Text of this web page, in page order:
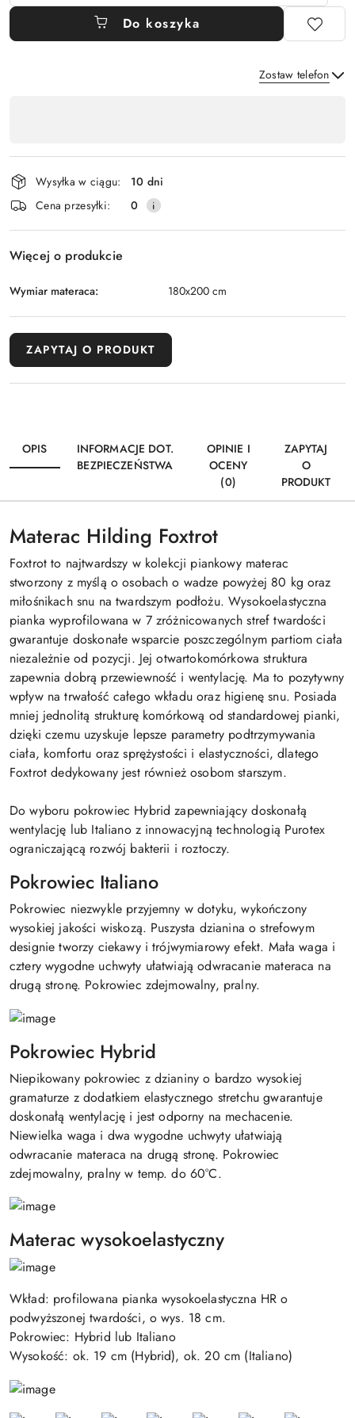
Do koszyka
Zostaw telefon
płatność
i
dostawa
Wysyłka w ciągu:
10 dni
Cena przesyłki:
0
Więcej o produkcie
Wymiar materaca: 180x200 cm
ZAPYTAJ O PRODUKT
OPIS
INFORMACJE DOT.
BEZPIECZEŃSTWA
OPINIE I
OCENY
(0)
ZAPYTAJ
O
PRODUKT
Materac Hilding Foxtrot
Foxtrot to najtwardszy w kolekcji piankowy materac
stworzony z myślą o osobach o wadze powyżej 80 kg oraz
miłośnikach snu na twardszym podłożu. Wysokoelastyczna
pianka wyprofilowana w 7 zróżnicowanych stref twardości
gwarantuje doskonałe wsparcie poszczególnym partiom ciała
niezależnie od pozycji. Jej otwartokomórkowa struktura
zapewnia dobrą przewiewność i wentylację. Ma to pozytywny
wpływ na trwałość całego wkładu oraz higienę snu. Posiada
mniej jednolitą strukturę komórkową od standardowej pianki,
dzięki czemu uzyskuje lepsze parametry podtrzymywania
ciała, komfortu oraz sprężystości i elastyczności, dlatego
Foxtrot dedykowany jest również osobom starszym.
Do wyboru pokrowiec Hybrid zapewniający doskonałą
wentylację lub Italiano z innowacyjną technologią Purotex
ograniczającą rozwój bakterii i roztoczy.
Pokrowiec Italiano
Pokrowiec niezwykle przyjemny w dotyku, wykończony
wysokiej jakości wiskozą. Puszysta dzianina o strefowym
designie tworzy ciekawy i trójwymiarowy efekt. Mała waga i
cztery wygodne uchwyty ułatwiają odwracanie materaca na
drugą stronę. Pokrowiec zdejmowalny, pralny.
Pokrowiec Hybrid
Niepikowany pokrowiec z dzianiny o bardzo wysokiej
gramaturze z dodatkiem elastycznego stretchu gwarantuje
doskonałą wentylację i jest odporny na mechacenie.
Niewielka waga i dwa wygodne uchwyty ułatwiają
odwracanie materaca na drugą stronę. Pokrowiec
zdejmowalny, pralny w temp. do 60°C.
Materac wysokoelastyczny
Wkład: profilowana pianka wysokoelastyczna HR o
podwyższonej twardości, o wys. 18 cm.
Pokrowiec: Hybrid lub Italiano
Wysokość: ok. 19 cm (Hybrid), ok. 20 cm (Italiano)